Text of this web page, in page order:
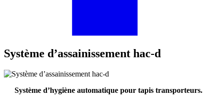
Système d’assainissement hac-d
Système d’hygiène automatique pour tapis transporteurs.